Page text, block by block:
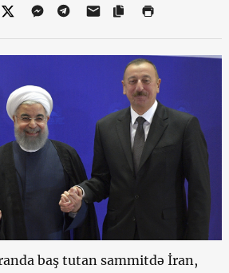
baş tutan sammitdə İran,